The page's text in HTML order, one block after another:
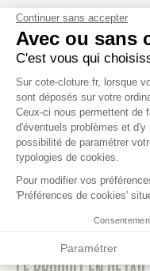
Poteau bois non rainuré
- 9 x 9 cm
31,10 €
Continuer sans accepter
Avec ou sans
C'est vous qui
Plateforme
Sur cote-cloture.fr, lorsque
sont déposés sur votre
Ceux-ci nous permettent de
d'éventuels problèmes et
possibilité de paramétrer
typologies de cookies.
Pour modifier vos
'Préférences de cookies'
Paramétrer